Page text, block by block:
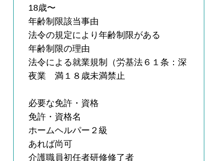
18歳〜
年齢制限該当事由
法令の規定により年齢制限がある
年齢制限の理由
法令による就業規制（労基法６１条：深
夜業 満１８歳未満禁止
必要な免許・資格
免許・資格名
ホームヘルパー２級
あれば尚可
介護職員初任者研修修了者